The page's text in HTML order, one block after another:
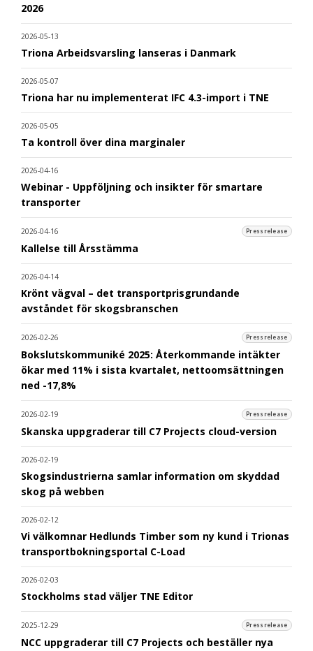
2026
2026-05-13
Triona Arbeidsvarsling lanseras i Danmark
2026-05-07
Triona har nu implementerat IFC 4.3-import i TNE
2026-05-05
Ta kontroll över dina marginaler
2026-04-16
Webinar - Uppföljning och insikter för smartare
transporter
2026-04-16 Pressrelease
Kallelse till Årsstämma
2026-04-14
Krönt vägval – det transportprisgrundande
avståndet för skogsbranschen
2026-02-26 Pressrelease
Bokslutskommuniké 2025: Återkommande intäkter
ökar med 11% i sista kvartalet, nettoomsättningen
ned -17,8%
2026-02-19 Pressrelease
Skanska uppgraderar till C7 Projects cloud-version
2026-02-19
Skogsindustrierna samlar information om skyddad
skog på webben
2026-02-12
Vi välkomnar Hedlunds Timber som ny kund i Trionas
transportbokningsportal C-Load
2026-02-03
Stockholms stad väljer TNE Editor
2025-12-29 Pressrelease
NCC uppgraderar till C7 Projects och beställer nya